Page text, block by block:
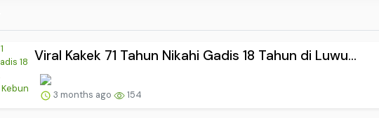
Viral Kakek 71 Tahun Nikahi Gadis 18 Tahun di Luwu...
3 months ago 154